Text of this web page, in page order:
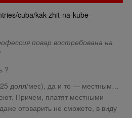
cuba/kak-zhit-na-kube-
повар востребована на
?
долл/мес), да и то — местным…
Причем, платят местными
отоварить не сможете, в виду